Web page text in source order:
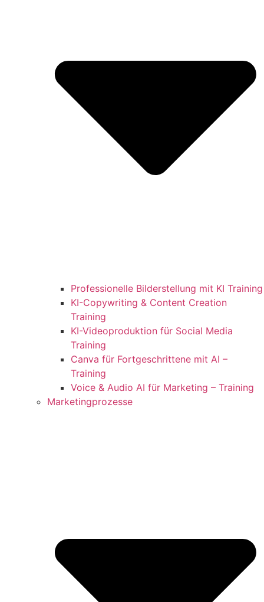
Professionelle Bilderstellung mit KI Training
KI-Copywriting & Content Creation
Training
KI-Videoproduktion für Social Media
Training
Canva für Fortgeschrittene mit AI –
Training
Voice & Audio AI für Marketing – Training
Marketingprozesse